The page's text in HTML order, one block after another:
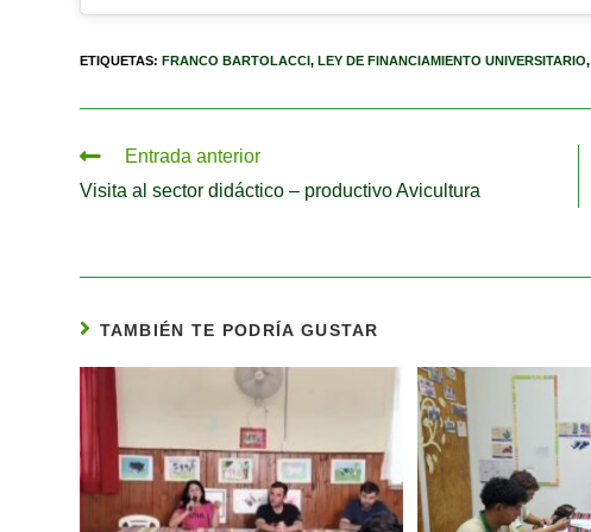
ETIQUETAS:FRANCO BARTOLACCI, LEY DE FINANCIAMIENTO UNIVERSITARIO,
Entrada anterior
Visita al sector didáctico – productivo Avicultura
TAMBIÉN TE PODRÍA GUSTAR